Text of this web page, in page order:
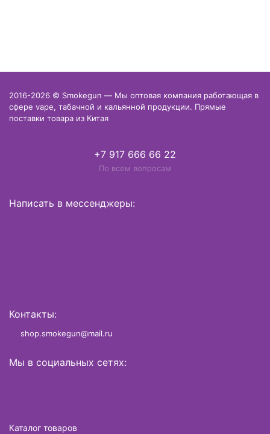
2016-2026 © Smokegun — Мы оптовая компания работающая в
сфере vape, табачной и кальянной продукции. Прямые
поставки товара из Китая
+7 917 666 66 22
По всем вопросам
Написать в мессенджеры:
Контакты:
shop.smokegun@mail.ru
Мы в социальных сетях:
Каталог товаров